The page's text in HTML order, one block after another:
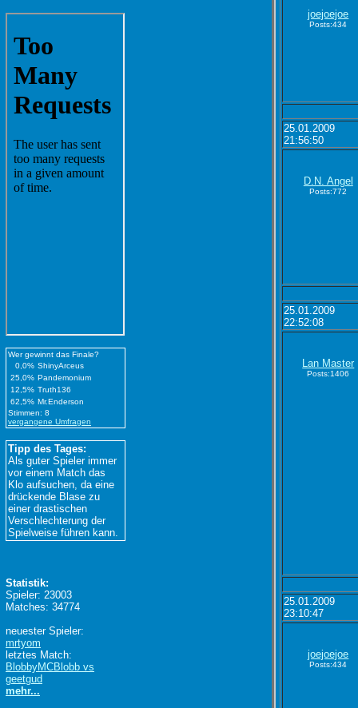
joejoejoe
Posts:434
25.01.2009
21:56:50
D.N. Angel
Posts:772
25.01.2009
22:52:08
Lan Master
Posts:1406
25.01.2009
23:10:47
joejoejoe
Posts:434
Wer gewinnt das Finale?
0,0% ShinyArceus
25,0% Pandemonium
12,5% Truth136
62,5% Mr.Enderson
Stimmen: 8
vergangene Umfragen
Tipp des Tages:
Als guter Spieler immer
vor einem Match das
Klo aufsuchen, da eine
drückende Blase zu
einer drastischen
Verschlechterung der
Spielweise führen kann.
Statistik:
Spieler: 23003
Matches: 34774
neuester Spieler:
mrtyom
letztes Match:
BlobbyMCBlobb vs
geetgud
mehr...